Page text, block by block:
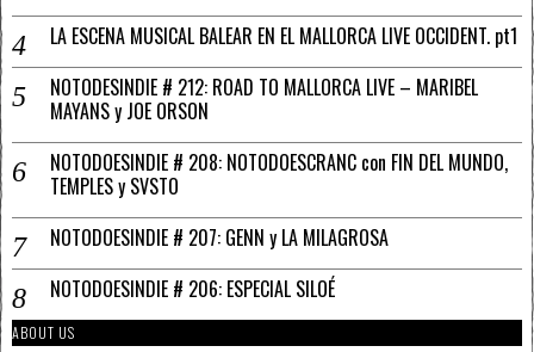
LA ESCENA MUSICAL BALEAR EN EL MALLORCA LIVE OCCIDENT. pt1
NOTODESINDIE # 212: ROAD TO MALLORCA LIVE – MARIBEL
MAYANS y JOE ORSON
NOTODOESINDIE # 208: NOTODOESCRANC con FIN DEL MUNDO,
TEMPLES y SVSTO
NOTODOESINDIE # 207: GENN y LA MILAGROSA
NOTODOESINDIE # 206: ESPECIAL SILOÉ
ABOUT US